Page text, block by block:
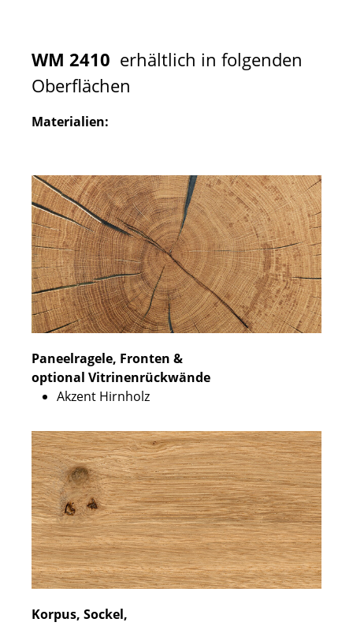
WM 2410 erhältlich in folgenden
Oberflächen
Materialien:
Paneelragele, Fronten &
optional Vitrinenrückwände
Akzent Hirnholz
Korpus, Sockel,